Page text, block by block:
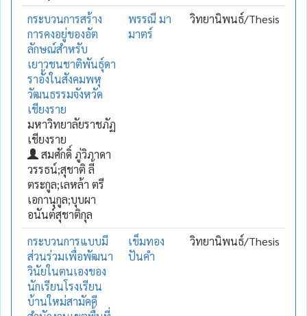
กระบวนการสร้าง
การคงอยู่ของอัต
ลักษณ์สำหรับ
เยาวชนชาติพันธุ์ดา
ราอั้งในสังคมพหุ
วัฒนธรรมจังหวัด
เชียงราย
มหาวิทยาลัยราชภัฏ
เชียงราย
สมศักดิ์ ภู่วิภาดา
วรรธน์;สุชาติ ลี้
ตระกูล;เลหล้า ตรี
เอกานุกูล;บุบผา
อนันต์สุชาติกุล
พรรณี มา
มาตร์
วิทยานิพนธ์/Thesis
กระบวนการแบบมี
ส่วนร่วมเพื่อพัฒนา
วินัยในตนเองของ
นักเรียนโรงเรียน
บ้านใหม่สามัคคี
เข็มทอง
ปันคำ
วิทยานิพนธ์/Thesis